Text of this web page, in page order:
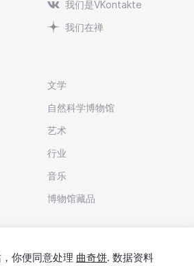
我们是VKontakte
我们在禅
文学
自然科学博物馆
艺术
行业
音乐
博物馆藏品
你便同意处理 曲奇饼. 数据资料